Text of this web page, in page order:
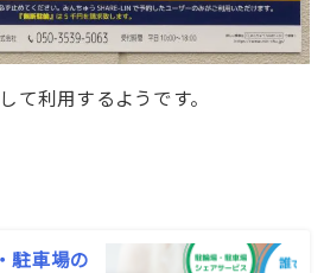
て利用するようです。
駐車場の